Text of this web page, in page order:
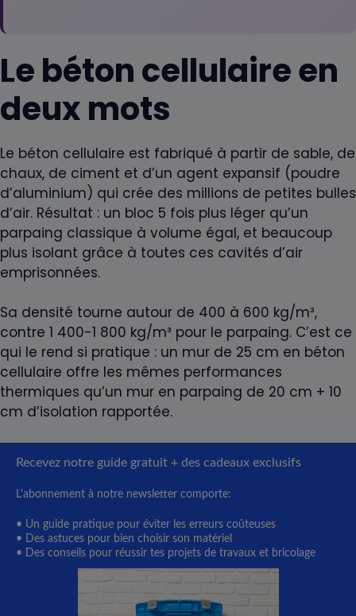
Le béton cellulaire en
deux mots
Le béton cellulaire est fabriqué à partir de sable, de
chaux, de ciment et d’un agent expansif (poudre
d’aluminium) qui crée des millions de petites bulles
d’air. Résultat : un bloc 5 fois plus léger qu’un
parpaing classique à volume égal, et beaucoup
plus isolant grâce à toutes ces cavités d’air
emprisonnées.
Sa densité tourne autour de 400 à 600 kg/m³,
contre 1 400-1 800 kg/m³ pour le parpaing. C’est ce
qui le rend si pratique : un mur de 25 cm en béton
cellulaire offre les mêmes performances
thermiques qu’un mur en parpaing de 20 cm + 10
cm d’isolation rapportée.